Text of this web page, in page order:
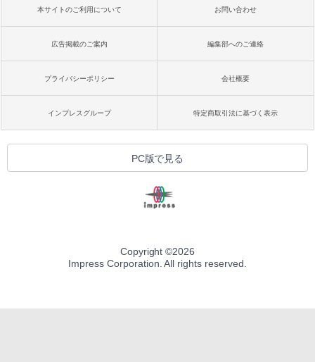
本サイトのご利用について お問い合わせ
広告掲載のご案内 編集部へのご連絡
プライバシーポリシー 会社概要
インプレスグループ 特定商取引法に基づく表示
PC版で見る
Copyright ©2026
Impress Corporation. All rights reserved.